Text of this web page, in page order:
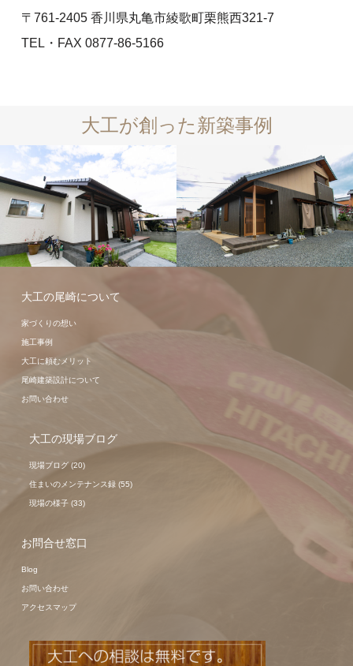
〒761-2405 香川県丸亀市綾歌町栗熊西321-7
TEL・FAX 0877-86-5166
大工が創った新築事例
新築事例
新築事例
大工の尾崎について
家づくりの想い
施工事例
大工に頼むメリット
尾崎建築設計について
お問い合わせ
大工の現場ブログ
現場ブログ (20)
住まいのメンテナンス録 (55)
現場の様子 (33)
お問合せ窓口
Blog
お問い合わせ
アクセスマップ